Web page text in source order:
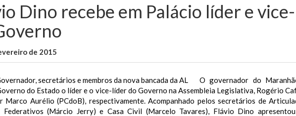
Dino recebe em Palácio líder e
de 2015
O governador do
do Estado o líder e o vice-líder do Governo na Assembleia Legislativa, Rogério
Marco Aurélio (PCdoB), respectivamente. Acompanhado pelos secretários de
Federativos (Márcio Jerry) e Casa Civil (Marcelo Tavares), Flávio Dino